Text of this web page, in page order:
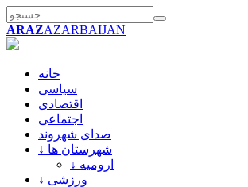
ARAZAZARBAIJAN
خانه
سیاسی
اقتصادی
اجتماعی
صدای شهروند
↓ شهرستان ها
↓ ارومیه
↓ ورزشی